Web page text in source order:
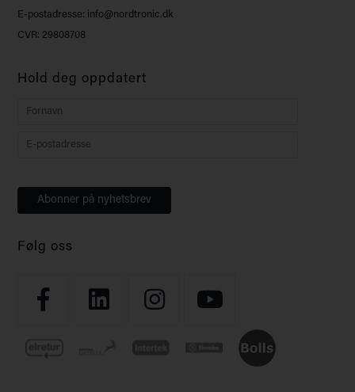
E-postadresse: info@nordtronic.dk
CVR: 29808708
Hold deg oppdatert
Følg oss